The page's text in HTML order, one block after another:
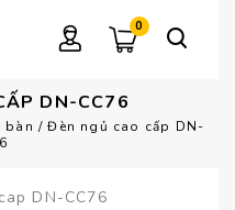
0
DN-CC76
bàn /Đèn ngủ cao cấp DN-